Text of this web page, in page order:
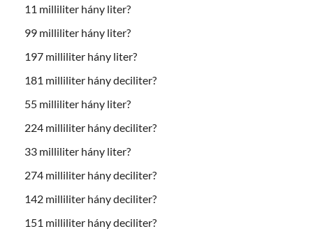
11 milliliter hány liter?
99 milliliter hány liter?
197 milliliter hány liter?
181 milliliter hány deciliter?
55 milliliter hány liter?
224 milliliter hány deciliter?
33 milliliter hány liter?
274 milliliter hány deciliter?
142 milliliter hány deciliter?
151 milliliter hány deciliter?